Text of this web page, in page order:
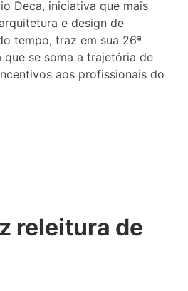
Deca, iniciativa que mais
e design de
tempo, traz em sua 26ª
que se soma a trajetória de
aos profissionais do
releitura de